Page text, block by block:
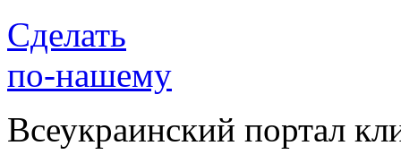
Сделать
по-нашему
Всеукраинский портал